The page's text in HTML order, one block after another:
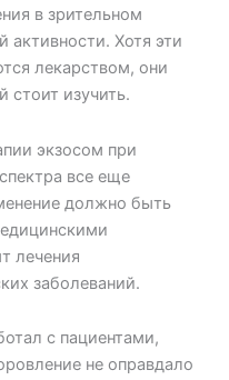
в зрительном
активности. Хотя эти
лекарством, они
стоит изучить.
экзосом при
все еще
должно быть
лечения
заболеваний.
с пациентами,
не оправдало